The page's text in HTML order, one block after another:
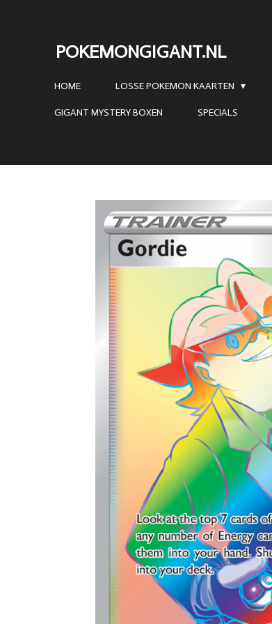
hoofdinhoud
POKEMONGIGANT.NL
HOME LOSSE POKEMON KAARTEN
GIGANT MYSTERY BOXEN SPECIALS